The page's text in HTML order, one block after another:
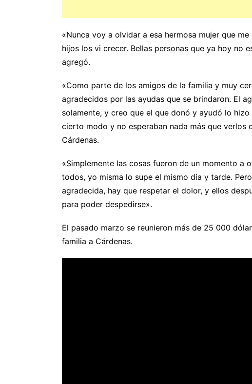
«Nunca voy a olvidar a esa hermosa mujer que
hijos los vi crecer. Bellas personas que ya hoy no
agregó.
«Como parte de los amigos de la familia y muy
agradecidos por las ayudas que se brindaron. El
solamente, y creo que el que donó y ayudó lo
cierto modo y no esperaban nada más que verlos
Cárdenas.
«Simplemente las cosas fueron de un momento a
todos, yo misma lo supe el mismo día y tarde.
agradecida, hay que respetar el dolor, y ellos
para poder despedirse».
El pasado marzo se reunieron más de 25 000
familia a Cárdenas.